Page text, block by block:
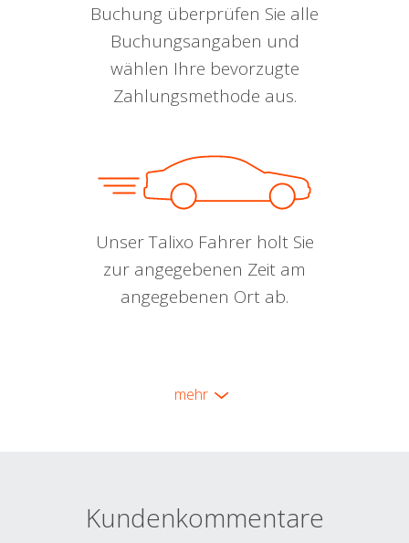
Buchung überprüfen Sie alle
Buchungsangaben und
wählen Ihre bevorzugte
Zahlungsmethode aus.
Unser Talixo Fahrer holt Sie
zur angegebenen Zeit am
angegebenen Ort ab.
mehr
Kundenkommentare